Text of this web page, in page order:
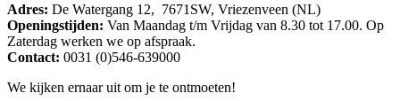
Adres: De Watergang 12, 7671SW, Vriezenveen (NL)
Openingstijden: Van Maandag t/m Vrijdag van 8.30 tot 17.00. Op
Zaterdag werken we op afspraak.
Contact: 0031 (0)546-639000
We kijken ernaar uit om je te ontmoeten!